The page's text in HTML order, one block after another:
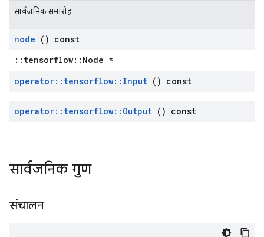
सार्वजनिक समारोह
node () const
::tensorflow::Node *
operator:: tensorflow:: Input () const
operator:: tensorflow:: Output () const
सार्वजनिक गुण
संचालन